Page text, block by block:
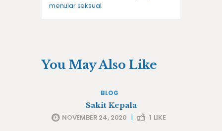
menular seksual.
You May Also Like
BLOG
Sakit Kepala
NOVEMBER 24, 2020 | 1 LIKE